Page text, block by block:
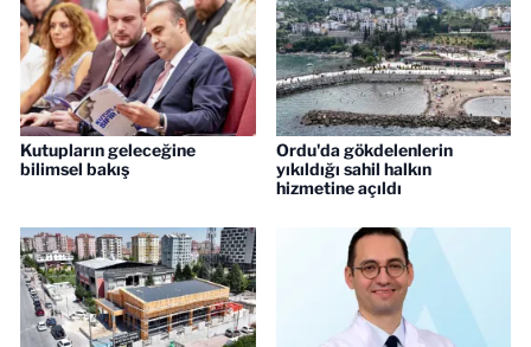
Kutupların geleceğine
bilimsel bakış
Ordu'da gökdelenlerin
yıkıldığı sahil halkın
hizmetine açıldı